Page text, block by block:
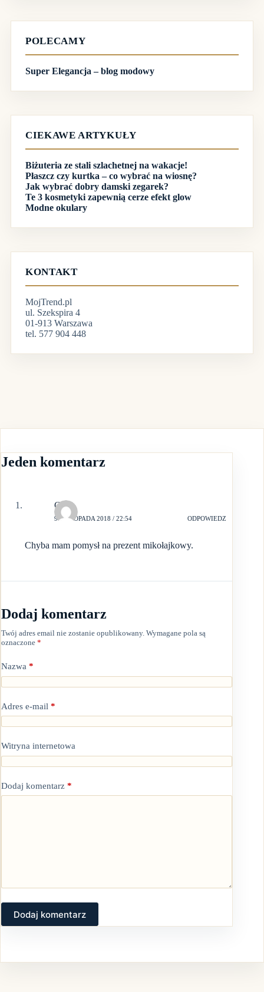
POLECAMY
Super Elegancja – blog modowy
CIEKAWE ARTYKUŁY
Biżuteria ze stali szlachetnej na wakacje!
Płaszcz czy kurtka – co wybrać na wiosnę?
Jak wybrać dobry damski zegarek?
Te 3 kosmetyki zapewnią cerze efekt glow
Modne okulary
KONTAKT
MojTrend.pl
ul. Szekspira 4
01-913 Warszawa
tel. 577 904 448
Jeden komentarz
Gabi
9 LISTOPADA 2018 / 22:54 ODPOWIEDZ
Chyba mam pomysł na prezent mikołajkowy.
Dodaj komentarz
Twój adres email nie zostanie opublikowany. Wymagane pola są
oznaczone *
Nazwa *
Adres e-mail *
Witryna internetowa
Dodaj komentarz *
Dodaj komentarz